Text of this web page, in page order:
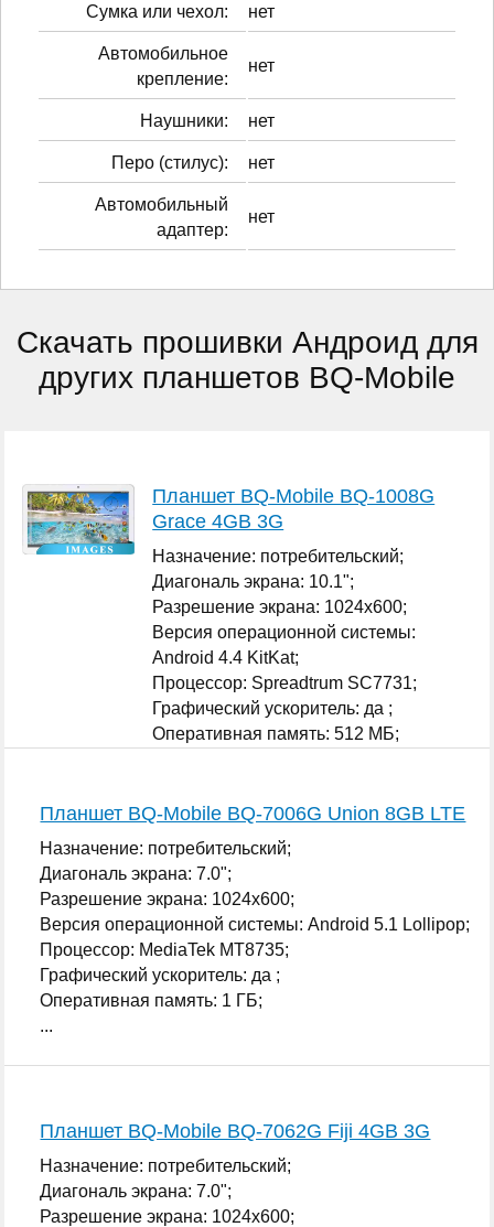
Сумка или чехол: нет
Автомобильное
крепление:
нет
Наушники: нет
Перо (стилус): нет
Автомобильный
адаптер:
нет
Скачать прошивки Андроид для
других планшетов BQ-Mobile
Планшет BQ-Mobile BQ-1008G
Grace 4GB 3G
Назначение: потребительский;
Диагональ экрана: 10.1";
Разрешение экрана: 1024x600;
Версия операционной системы:
Android 4.4 KitKat;
Процессор: Spreadtrum SC7731;
Графический ускоритель: да ;
Оперативная память: 512 МБ;
Планшет BQ-Mobile BQ-7006G Union 8GB LTE
Назначение: потребительский;
Диагональ экрана: 7.0";
Разрешение экрана: 1024x600;
Версия операционной системы: Android 5.1 Lollipop;
Процессор: MediaTek MT8735;
Графический ускоритель: да ;
Оперативная память: 1 ГБ;
...
Планшет BQ-Mobile BQ-7062G Fiji 4GB 3G
Назначение: потребительский;
Диагональ экрана: 7.0";
Разрешение экрана: 1024x600;